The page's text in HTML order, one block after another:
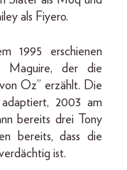
als Fiyero.
1995 erschienen
Maguire, der die
Oz” erzählt. Die
2003 am
bereits drei Tony
bereits, dass die
ist.